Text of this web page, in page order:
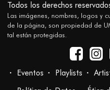
Todos los derechos
Las imágenes, nombres, logos y
de la página, son propiedad de
tal están protegidas.
Eventos Playlists